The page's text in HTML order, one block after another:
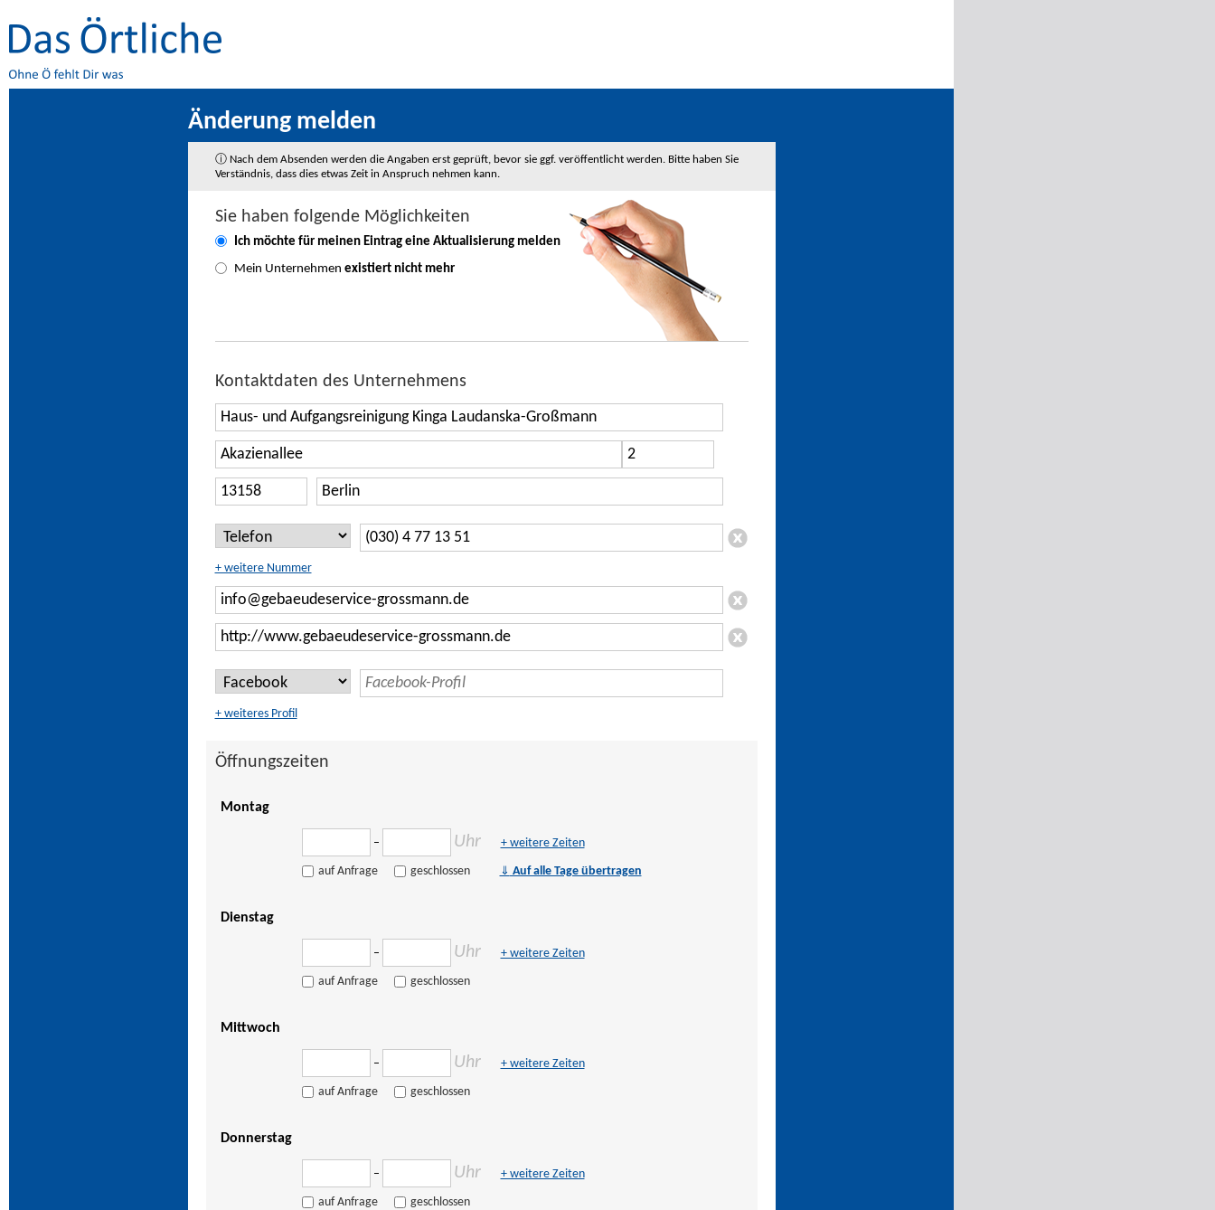
Änderung melden
ⓘ Nach dem Absenden werden die Angaben erst geprüft, bevor sie ggf. veröffentlicht werden. Bitte haben Sie
Verständnis, dass dies etwas Zeit in Anspruch nehmen kann.
Sie haben folgende Möglichkeiten
Ich möchte für meinen Eintrag eine Aktualisierungmelden
Mein Unternehmen existiert nicht mehr
Kontaktdaten des Unternehmens
+ weitere Nummer
+ weiteres Profil
Öffnungszeiten
Montag
– Uhr + weitere Zeiten
auf Anfrage geschlossen ⇓ Auf alle Tage übertragen
Dienstag
– Uhr + weitere Zeiten
auf Anfrage geschlossen
Mittwoch
– Uhr + weitere Zeiten
auf Anfrage geschlossen
Donnerstag
– Uhr + weitere Zeiten
auf Anfrage geschlossen